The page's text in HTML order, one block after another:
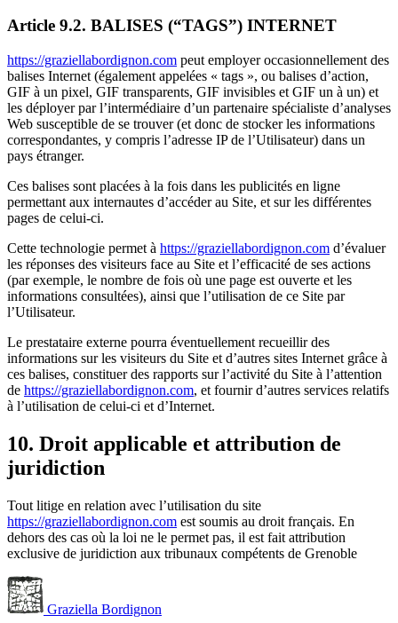
Article 9.2. BALISES (“TAGS”) INTERNET
https://graziellabordignon.com peut employer occasionnellement des
balises Internet (également appelées « tags », ou balises d’action,
GIF à un pixel, GIF transparents, GIF invisibles et GIF un à un) et
les déployer par l’intermédiaire d’un partenaire spécialiste d’analyses
Web susceptible de se trouver (et donc de stocker les informations
correspondantes, y compris l’adresse IP de l’Utilisateur) dans un
pays étranger.
Ces balises sont placées à la fois dans les publicités en ligne
permettant aux internautes d’accéder au Site, et sur les différentes
pages de celui-ci.
Cette technologie permet à https://graziellabordignon.com d’évaluer
les réponses des visiteurs face au Site et l’efficacité de ses actions
(par exemple, le nombre de fois où une page est ouverte et les
informations consultées), ainsi que l’utilisation de ce Site par
l’Utilisateur.
Le prestataire externe pourra éventuellement recueillir des
informations sur les visiteurs du Site et d’autres sites Internet grâce à
ces balises, constituer des rapports sur l’activité du Site à l’attention
de https://graziellabordignon.com, et fournir d’autres services relatifs
à l’utilisation de celui-ci et d’Internet.
10. Droit applicable et attribution de
juridiction
Tout litige en relation avec l’utilisation du site
https://graziellabordignon.com est soumis au droit français. En
dehors des cas où la loi ne le permet pas, il est fait attribution
exclusive de juridiction aux tribunaux compétents de Grenoble
Graziella Bordignon